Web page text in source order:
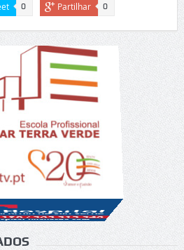
0 Partilhar 0